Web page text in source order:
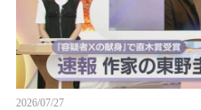
2026/07/27